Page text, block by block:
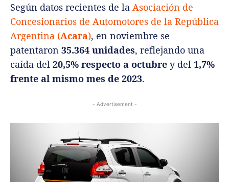
Según datos recientes de la Asociación de
Concesionarios de Automotores de la República
Argentina (Acara), en noviembre se
patentaron 35.364 unidades, reflejando una
caída del 20,5% respecto a octubre y del 1,7%
frente al mismo mes de 2023.
- Advertisement -